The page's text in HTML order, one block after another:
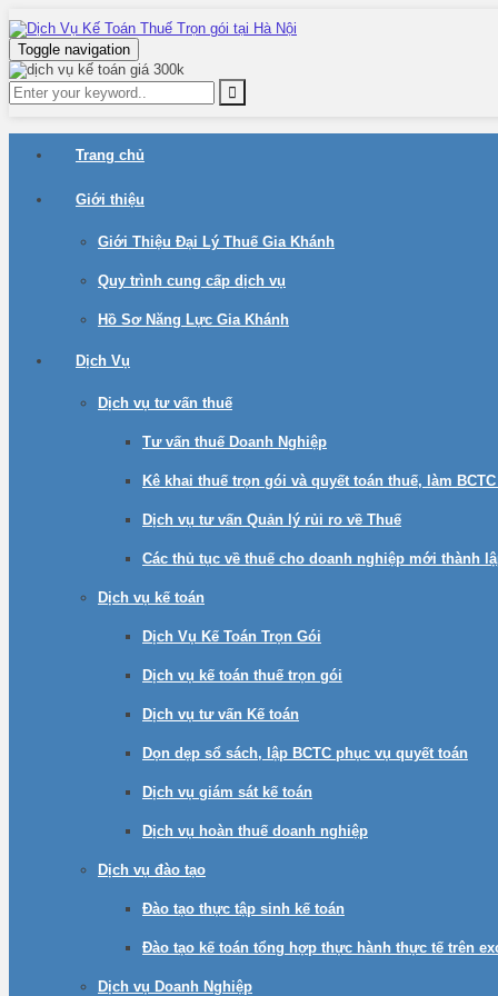
Toggle navigation
Trang chủ
Giới thiệu
Giới Thiệu Đại Lý Thuế Gia Khánh
Quy trình cung cấp dịch vụ
Hồ Sơ Năng Lực Gia Khánh
Dịch Vụ
Dịch vụ tư vấn thuế
Tư vấn thuế Doanh Nghiệp
Kê khai thuế trọn gói và quyết toán thuế, làm
Dịch vụ tư vấn Quản lý rủi ro về Thuế
Các thủ tục về thuế cho doanh nghiệp mới thành
Dịch vụ kế toán
Dịch Vụ Kế Toán Trọn Gói
Dịch vụ kế toán thuế trọn gói
Dịch vụ tư vấn Kế toán
Dọn dẹp sổ sách, lập BCTC phục vụ quyết toán
Dịch vụ giám sát kế toán
Dịch vụ hoàn thuế doanh nghiệp
Dịch vụ đào tạo
Đào tạo thực tập sinh kế toán
Đào tạo kế toán tổng hợp thực hành thực tế trên
Dịch vụ Doanh Nghiệp